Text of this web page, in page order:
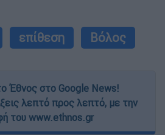
επίθεση Βόλος
Έθνος στο Google News!
λεπτό προς λεπτό, με την
του www.ethnos.gr